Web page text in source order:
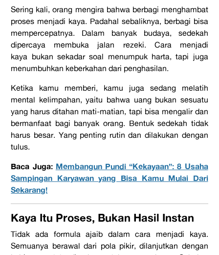
Sering kali, orang mengira bahwa berbagi menghambat
proses menjadi kaya. Padahal sebaliknya, berbagi bisa
mempercepatnya. Dalam banyak budaya, sedekah
dipercaya membuka jalan rezeki. Cara menjadi
kaya bukan sekadar soal menumpuk harta, tapi juga
menumbuhkan keberkahan dari penghasilan.
Ketika kamu memberi, kamu juga sedang melatih
mental kelimpahan, yaitu bahwa uang bukan sesuatu
yang harus ditahan mati-matian, tapi bisa mengalir dan
bermanfaat bagi banyak orang. Bentuk sedekah tidak
harus besar. Yang penting rutin dan dilakukan dengan
tulus.
Baca Juga: Membangun Pundi “Kekayaan”: 8 Usaha
Sampingan Karyawan yang Bisa Kamu Mulai Dari
Sekarang!
Kaya Itu Proses, Bukan Hasil Instan
Tidak ada formula ajaib dalamcara menjadi kaya.
Semuanya berawal dari pola pikir, dilanjutkan dengan